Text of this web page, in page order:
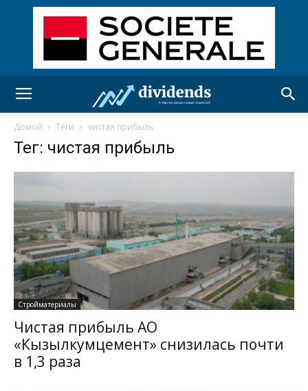
Домой Теги чистая прибыль
Тег: чистая прибыль
Стройматериалы
Чистая прибыль АО
«Кызылкумцемент» снизилась почти
в 1,3 раза